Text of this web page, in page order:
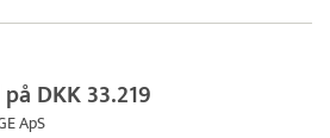
DKK 33.219
ApS